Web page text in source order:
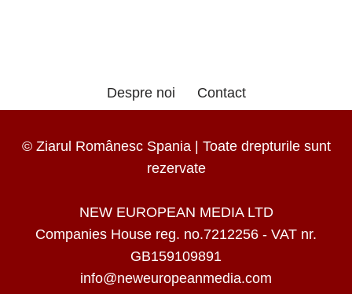
Despre noi Contact
© Ziarul Românesc Spania | Toate drepturile sunt
rezervate
NEW EUROPEAN MEDIA LTD
Companies House reg. no.7212256 - VAT nr.
GB159109891
info@neweuropeanmedia.com